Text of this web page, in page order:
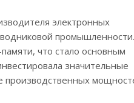
электронных
что стало основным
значительные
производственных